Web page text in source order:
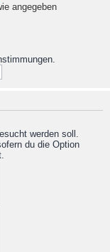
angegeben
werden soll.
du die Option